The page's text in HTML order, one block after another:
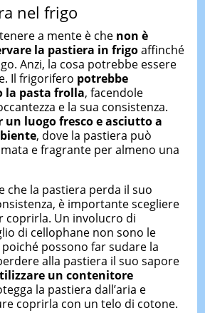
nel frigo
a mente è che non è
la pastiera in frigoaffinché
Anzi, la cosa potrebbe essere
Il frigorifero potrebbe
la pasta frolla, facendole
e la sua consistenza.
un luogo fresco e asciutto a
, dove la pastiera può
e fragrante per almeno una
che la pastiera perda il suo
è importante scegliere
coprirla. Un involucro di
di cellophane non sono le
possono far sudare la
alla pastiera il suo sapore
un contenitore
la pastiera dall’aria e
coprirla con un telo di cotone.